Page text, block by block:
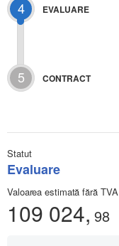
4 EVALUARE
5 CONTRACT
Statut
Evaluare
Valoarea estimată fără TVA
109 024, 98